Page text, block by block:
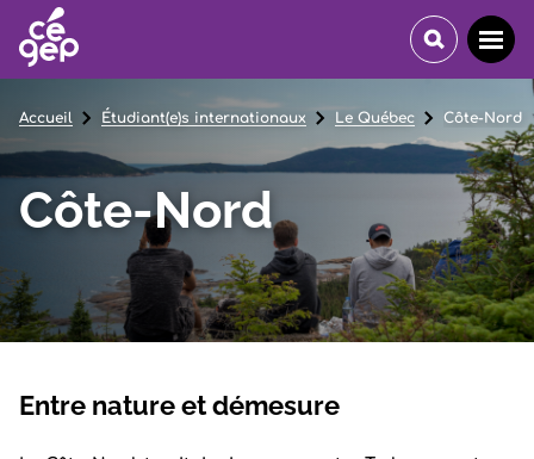
Accueil Étudiant(e)s internationaux Le Québec Côte-Nord
Côte-Nord
Entre nature et démesure